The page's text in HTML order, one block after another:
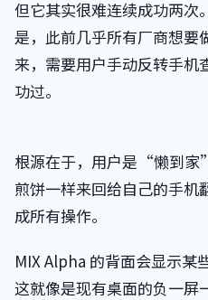
但它其实很难连续成功两次
是，此前几乎所有厂商想要
来，需要用户手动反转手机
功过。
根源在于，用户是“懒到
煎饼一样来回给自己的手机
成所有操作。
MIX Alpha 的背面会显示某
这就像是现有桌面的负一屏